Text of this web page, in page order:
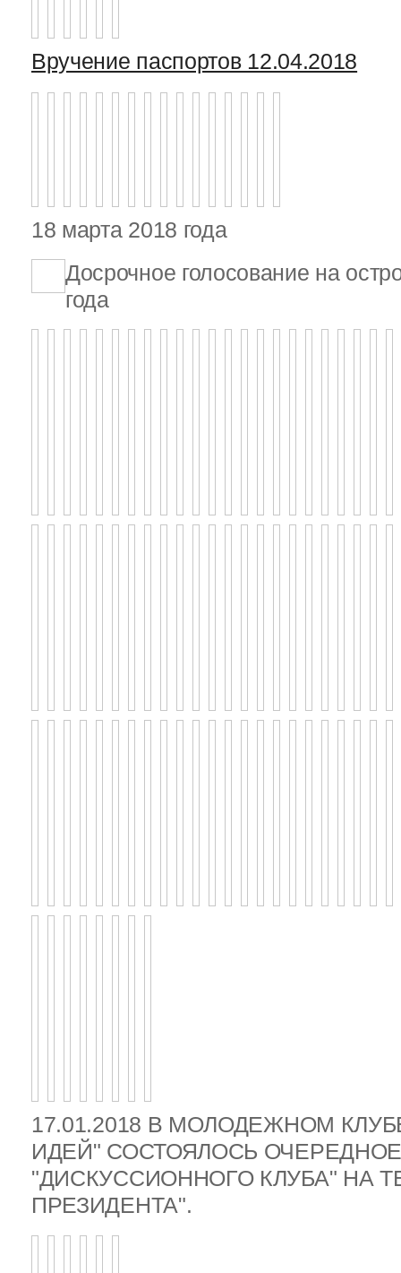
Вручение паспортов 12.04.2018
18 марта 2018 года
Досрочное голосование на
года
17.01.2018 В МОЛОДЕЖНОМ
ИДЕЙ" СОСТОЯЛОСЬ
"ДИСКУССИОННОГО КЛУБА" НА
ПРЕЗИДЕНТА".